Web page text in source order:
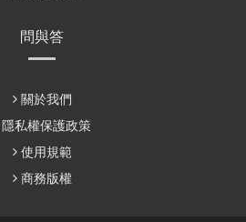
問與答
關於我們
私權保護政策
使用規範
商務版權